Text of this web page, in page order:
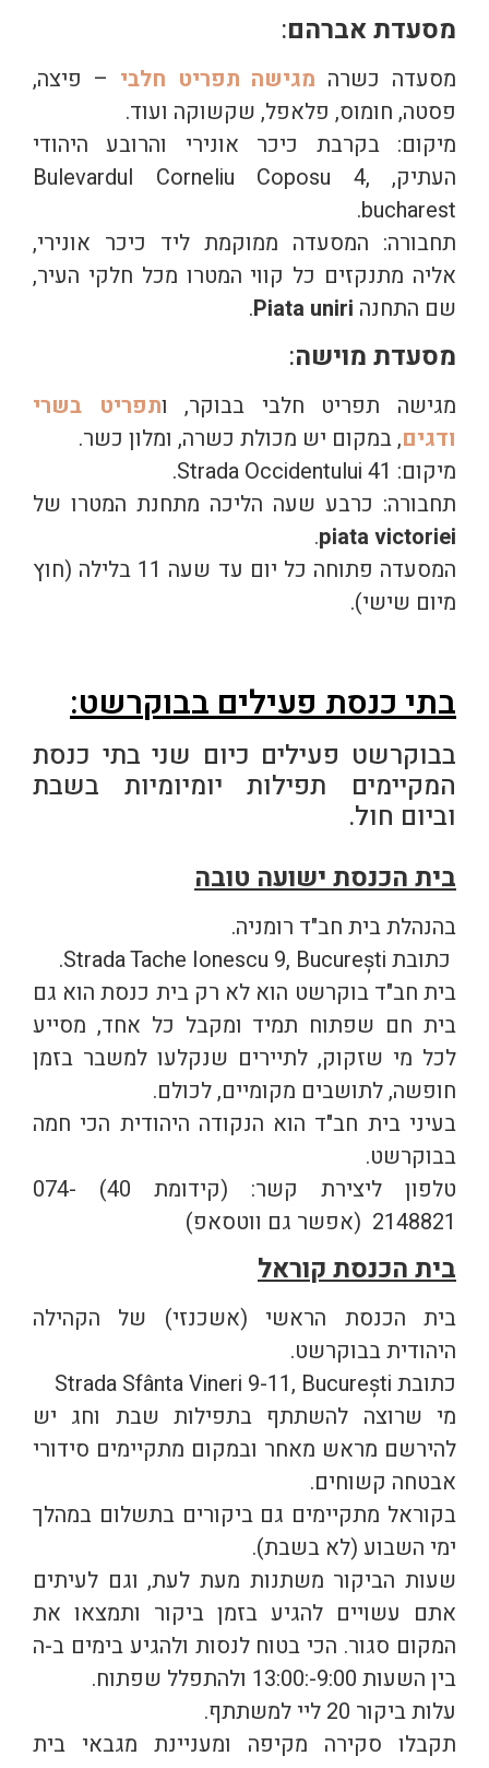
מסעדת אברהם:
מסעדה כשרה מגישה תפריט חלבי – פיצה,
פסטה, חומוס, פלאפל, שקשוקה ועוד.
מיקום: בקרבת כיכר אונירי והרובע היהודי
העתיק, Bulevardul Corneliu Coposu 4,
bucharest.
תחבורה: המסעדה ממוקמת ליד כיכר אונירי,
אליה מתנקזים כל קווי המטרו מכל חלקי העיר,
שם התחנה Piata uniri
.
מסעדת מוישה:
מגישה תפריט חלבי בבוקר, ותפריט בשרי
ודגים, במקום יש מכולת כשרה, ומלון כשר.
מיקום: Strada Occidentului 41.
תחבורה: כרבע שעה הליכה מתחנת המטרו של
piata victoriei
.
המסעדה פתוחה כל יום עד שעה 11 בלילה (חוץ
מיום שישי).
בתי כנסת פעילים בבוקרשט:
בבוקרשט פעילים כיום שני בתי כנסת
המקיימים תפילות יומיומיות בשבת
וביום חול.
בית הכנסת ישועה טובה
בהנהלת בית חב"ד רומניה.
כתובת Strada Tache Ionescu 9, București.
בית חב"ד בוקרשט הוא לא רק בית כנסת הוא גם
בית חם שפתוח תמיד ומקבל כל אחד, מסייע
לכל מי שזקוק, לתיירים שנקלעו למשבר בזמן
חופשה, לתושבים מקומיים, לכולם.
בעיני בית חב"ד הוא הנקודה היהודית הכי חמה
בבוקרשט.
טלפון ליצירת קשר: (קידומת 40) 074-
2148821 (אפשר גם ווטסאפ)
בית הכנסת קוראל
בית הכנסת הראשי (אשכנזי) של הקהילה
היהודית בבוקרשט.
כתובת Strada Sfânta Vineri 9-11, București
מי שרוצה להשתתף בתפילות שבת וחג יש
להירשם מראש מאחר ובמקום מתקיימים סידורי
אבטחה קשוחים.
בקוראל מתקיימים גם ביקורים בתשלום במהלך
ימי השבוע (לא בשבת).
שעות הביקור משתנות מעת לעת, וגם לעיתים
אתם עשויים להגיע בזמן ביקור ותמצאו את
המקום סגור. הכי בטוח לנסות ולהגיע בימים ב-ה
בין השעות 9:00-:13:00 ולהתפלל שפתוח.
עלות ביקור 20 ליי למשתתף.
תקבלו סקירה מקיפה ומעניינת מגבאי בית